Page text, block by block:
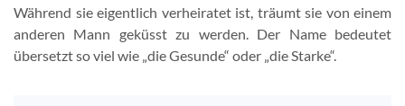
Während sie eigentlich verheiratet ist, träumt sie von einem
anderen Mann geküsst zu werden. Der Name bedeutet
übersetzt so viel wie „die Gesunde“ oder „die Starke“.